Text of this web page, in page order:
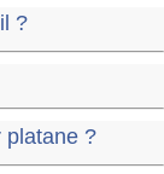
?
platane ?